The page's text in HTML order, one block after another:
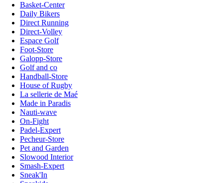
Basket-Center
Daily Bikers
Direct Running
Direct-Volley
Espace Golf
Foot-Store
Galopp-Store
Golf and co
Handball-Store
House of Rugby
La sellerie de Maé
Made in Paradis
Nauti-wave
On-Fight
Padel-Expert
Pecheur-Store
Pet and Garden
Slowood Interior
Smash-Expert
Sneak'In